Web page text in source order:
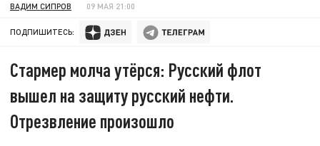
ВАДИМ СИПРОВ 09 МАЯ 21:00
ПОДПИШИТЕСЬ:
Стармер молча утёрся: Русский флот
вышел на защиту русский нефти.
Отрезвление произошло